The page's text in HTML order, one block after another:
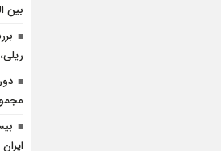
بین